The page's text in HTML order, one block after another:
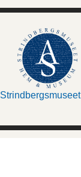
Strindbergsmuseet